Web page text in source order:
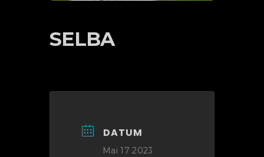
SELBA
DATUM
Mai 17 2023